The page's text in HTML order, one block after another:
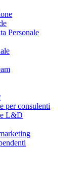
Personale
per consulenti
L&D